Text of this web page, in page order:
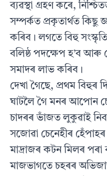
ব্যৱস্থা গ্রহণ কৰে,
সম্পৰ্কত প্রকৃতাৰ্থত কিছু
কৰিব। লগতে বিহু
বলিষ্ঠ পদক্ষেপ হ’ব আৰু
সমাদৰ লাভ কৰিব।
দেখা গৈছে, প্রথম বিহুৰ
ঘাটলৈ গৈ মনৰ আপােন
চাদৰৰ ভাঁজত লুকুৱাই
সজোৱা চেনেহীৰ
মাদ্ৰাজৰ কটন মিলৰ
মাজভাগতে চহৰৰ